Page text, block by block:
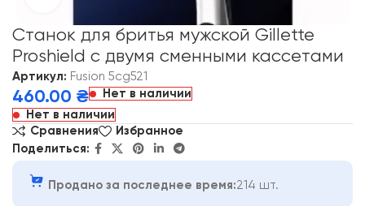
Станок для бритья мужской Gillette
Proshield с двумя сменными кассетами
Артикул: Fusion 5cg521
460.00 ₴
Нет в наличии
Нет в наличии
Сравнения
Избранное
Поделиться:
Продано за последнее время:214 шт.